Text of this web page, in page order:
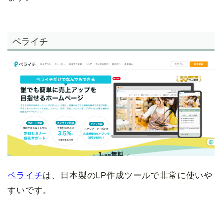
ペライチ
ペライチは、日本製のLP作成ツールで非常に使いや
すいです。